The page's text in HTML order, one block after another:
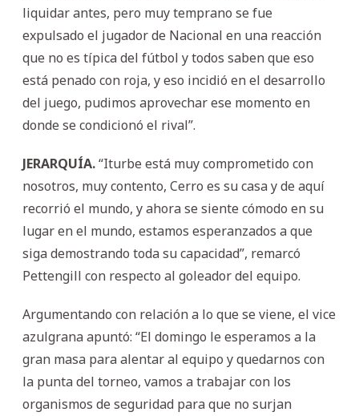
liquidar antes, pero muy temprano se fue
expulsado el jugador de Nacional en una reacción
que no es típica del fútbol y todos saben que eso
está penado con roja, y eso incidió en el desarrollo
del juego, pudimos aprovechar ese momento en
donde se condicionó el rival”.
JERARQUÍA.“Iturbe está muy comprometido con
nosotros, muy contento, Cerro es su casa y de aquí
recorrió el mundo, y ahora se siente cómodo en su
lugar en el mundo, estamos esperanzados a que
siga demostrando toda su capacidad”, remarcó
Pettengill con respecto al goleador del equipo.
Argumentando con relación a lo que se viene, el vice
azulgrana apuntó: “El domingo le esperamos a la
gran masa para alentar al equipo y quedarnos con
la punta del torneo, vamos a trabajar con los
organismos de seguridad para que no surjan